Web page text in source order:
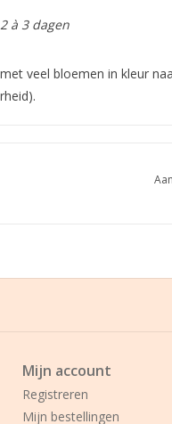
2 à 3 dagen
veel bloemen in kleur
uw bestelling
Mijn account
Registreren
Mijn bestellingen